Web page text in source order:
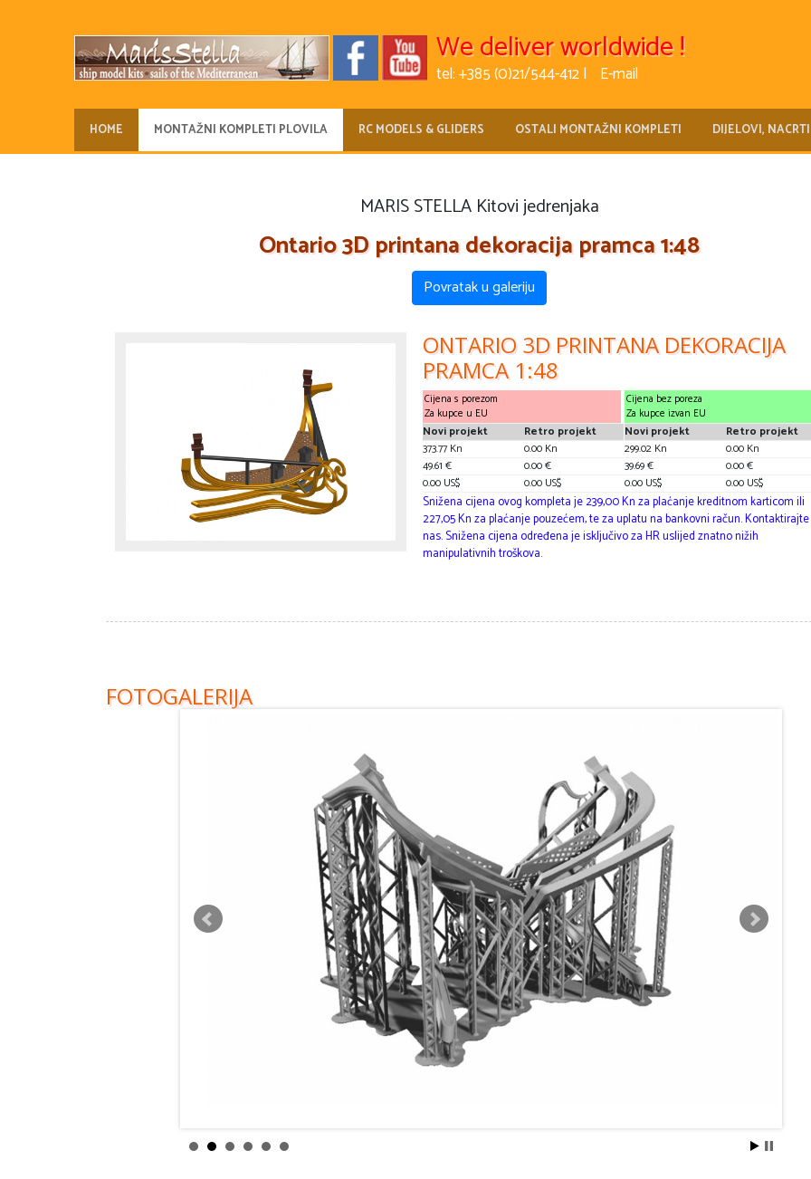
We deliver worldwide !
tel: +385 (0)21/544-412 | E-mail
HOME MONTAŽNI KOMPLETI PLOVILA RC MODELS & GLIDERS OSTALI MONTAŽNI KOMPLETI DIJELOVI,
MARIS STELLA Kitovi jedrenjaka
Ontario 3D printana dekoracija pramca 1:48
Povratak u galeriju
ONTARIO 3D PRINTANA DEKORACIJA
PRAMCA 1:48
Cijena s porezom
Za kupce u EU
Novi projekt
Retro projekt
373.77 Kn
0.00 Kn
49.61 €
0.00 €
0.00 US$
0.00 US$
Cijena bez poreza
Za kupce izvan EU
Novi projekt
Retro projekt
299.02 Kn
0.00 Kn
39.69 €
0.00 €
0.00 US$
0.00 US$
Snižena cijena ovog kompleta je 239,00 Kn za plaćanje kreditnom karticom ili
227,05 Kn za plaćanje pouzećem, te za uplatu na bankovni račun. Kontaktirajte
nas. Snižena cijena određena je isključivo za HR uslijed znatno nižih
manipulativnih troškova.
FOTOGALERIJA